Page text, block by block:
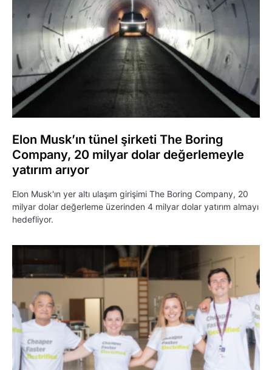
Elon Musk’ın tünel şirketi The Boring
Company, 20 milyar dolar değerlemeyle
yatırım arıyor
Elon Musk'ın yer altı ulaşım girişimi The Boring Company, 20
milyar dolar değerleme üzerinden 4 milyar dolar yatırım almayı
hedefliyor.